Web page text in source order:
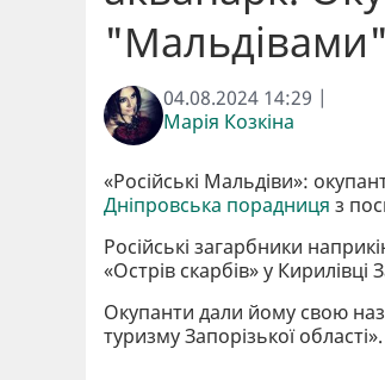
"Мальдівами"
04.08.2024 14:29 |
Марія Козкіна
«Російські Мальдіви»:
Дніпровська порадниця з
Російські загарбники
«Острів скарбів» у Кирилівці
Окупанти дали йому свою
туризму Запорізької області».